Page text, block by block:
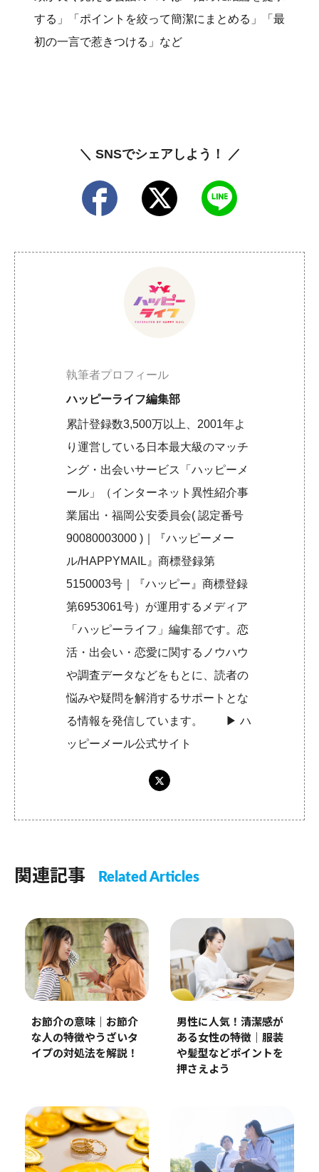
する」「ポイントを絞って簡潔にまとめる」「最
初の一言で惹きつける」など
＼ SNSでシェアしよう！ ／
執筆者プロフィール
ハッピーライフ編集部
累計登録数3,500万以上、2001年よ
り運営している日本最大級のマッチ
ング・出会いサービス「ハッピーメ
ール」（インターネット異性紹介事
業届出・福岡公安委員会( 認定番号
90080003000 )｜『ハッピーメー
ル/HAPPYMAIL』商標登録第
5150003号｜『ハッピー』商標登録
第6953061号）が運用するメディア
「ハッピーライフ」編集部です。恋
活・出会い・恋愛に関するノウハウ
や調査データなどをもとに、読者の
悩みや疑問を解消するサポートとな
る情報を発信しています。 ▶︎ハ
ッピーメール公式サイト
関連記事 Related Articles
お節介の意味｜お節介
な人の特徴やうざいタ
イプの対処法を解説！
男性に人気！清潔感が
ある女性の特徴｜服装
や髪型などポイントを
押さえよう